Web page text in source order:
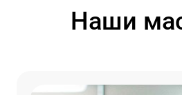
Наши